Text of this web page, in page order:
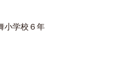
小学校６年